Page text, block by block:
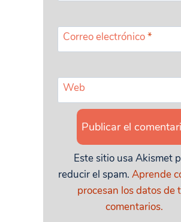
Correo electrónico*
Web
Este sitio usa Akismet
reducir el spam. Aprende
procesan los datos de
comentarios.